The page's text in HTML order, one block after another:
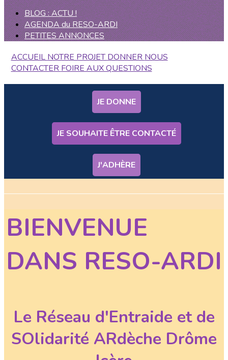
BLOG : ACTU !
AGENDA du RESO-ARDI
PETITES ANNONCES
ACCUEIL NOTRE PROJETDONNER NOUS
CONTACTER FOIRE AUX QUESTIONS
JE DONNE
JE SOUHAITE ÊTRE CONTACTÉ
J'ADHÈRE
BIENVENUE
DANS RESO-ARDI
Le Réseau d'Entraide et de
SOlidarité ARdèche Drôme